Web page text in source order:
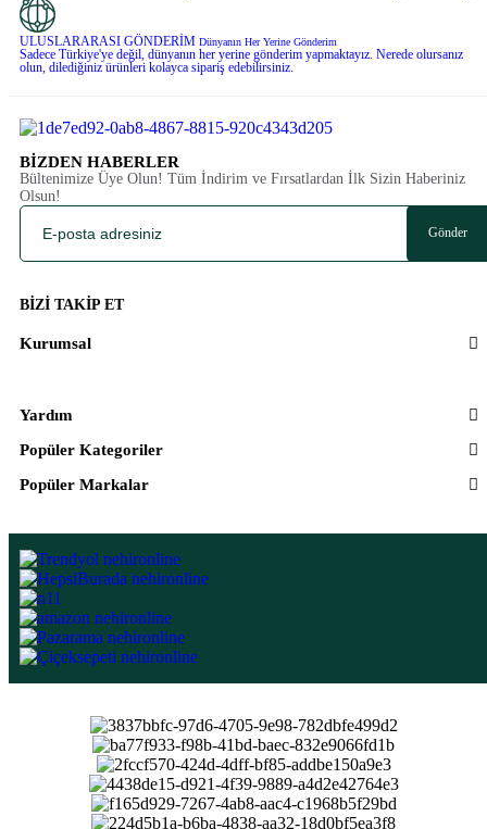
ULUSLARARASI GÖNDERİM Dünyanın Her Yerine Gönderim
Sadece Türkiye'ye değil, dünyanın her yerine gönderim yapmaktayız. Nerede olursanız
olun, dilediğiniz ürünleri kolayca sipariş edebilirsiniz.
BİZDEN HABERLER
Bültenimize Üye Olun! Tüm İndirim ve Fırsatlardan İlk Sizin Haberiniz
Olsun!
Gönder
BİZİ TAKİP ET
Kurumsal
Yardım
Popüler Kategoriler
Popüler Markalar